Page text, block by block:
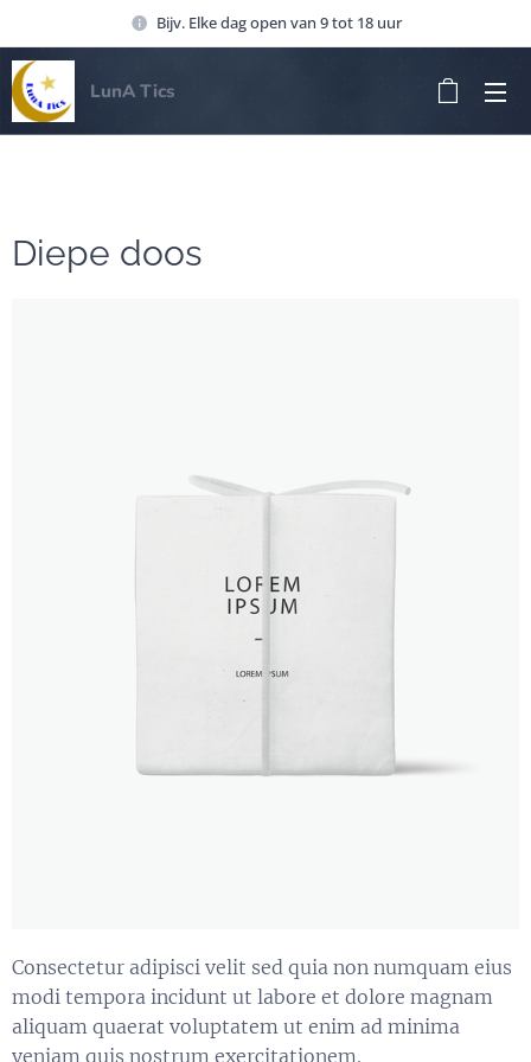
Bijv. Elke dag open van 9 tot 18 uur
LunA Tics
Diepe doos
Consectetur adipisci velit sed quia non numquam eius
modi tempora incidunt ut labore et dolore magnam
aliquam quaerat voluptatem ut enim ad minima
veniam quis nostrum exercitationem.